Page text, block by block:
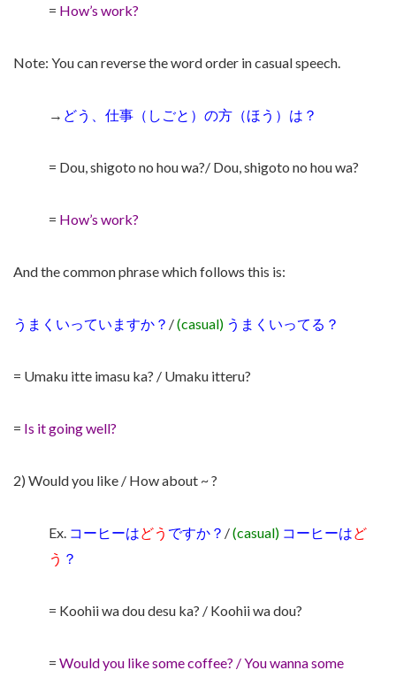
= How’s work?
Note: You can reverse the word order in casual speech.
→ どう、仕事（しごと）の方（ほう）は？
= Dou, shigoto no hou wa?/ Dou, shigoto no hou wa?
= How’s work?
And the common phrase which follows this is:
うまくいっていますか？ /(casual) うまくいってる？
= Umaku itte imasu ka? / Umaku itteru?
= Is it going well?
2) Would you like / How about ~ ?
Ex. コーヒーはどう ですか？ /(casual) コーヒーはど
う ？
= Koohii wa dou desu ka? / Koohii wa dou?
= Would you like some coffee? / You wanna some